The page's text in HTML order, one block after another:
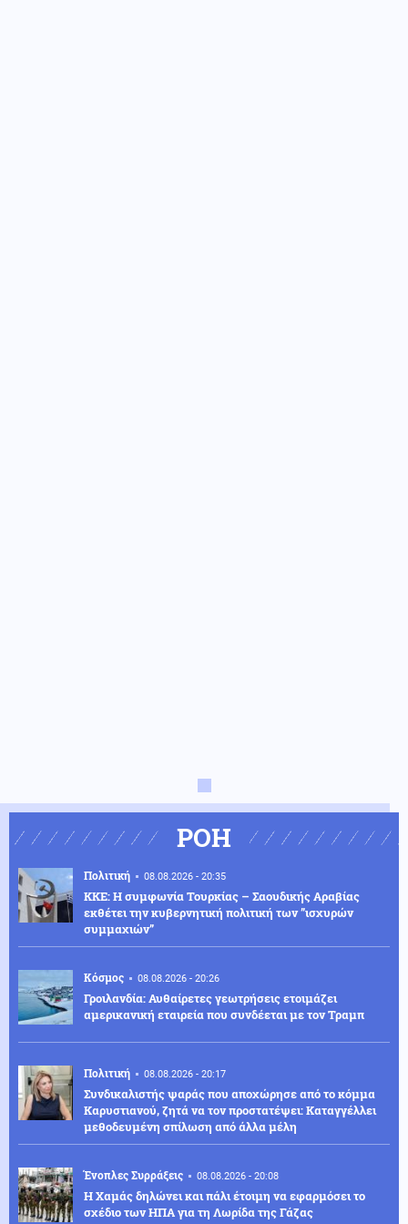
ΡΟΗ
Πολιτική 08.08.2026 - 20:35
ΚΚΕ: Η συμφωνία Τουρκίας – Σαουδικής Αραβίας
εκθέτει την κυβερνητική πολιτική των ”ισχυρών
συμμαχιών”
Κόσμος 08.08.2026 - 20:26
Γροιλανδία: Αυθαίρετες γεωτρήσεις ετοιμάζει
αμερικανική εταιρεία που συνδέεται με τον Τραμπ
Πολιτική 08.08.2026 - 20:17
Συνδικαλιστής ψαράς που αποχώρησε από το κόμμα
Καρυστιανού, ζητά να τον προστατέψει: Καταγγέλλει
μεθοδευμένη σπίλωση από άλλα μέλη
Ένοπλες Συρράξεις 08.08.2026 - 20:08
Η Χαμάς δηλώνει και πάλι έτοιμη να εφαρμόσει το
σχέδιο των ΗΠΑ για τη Λωρίδα της Γάζας